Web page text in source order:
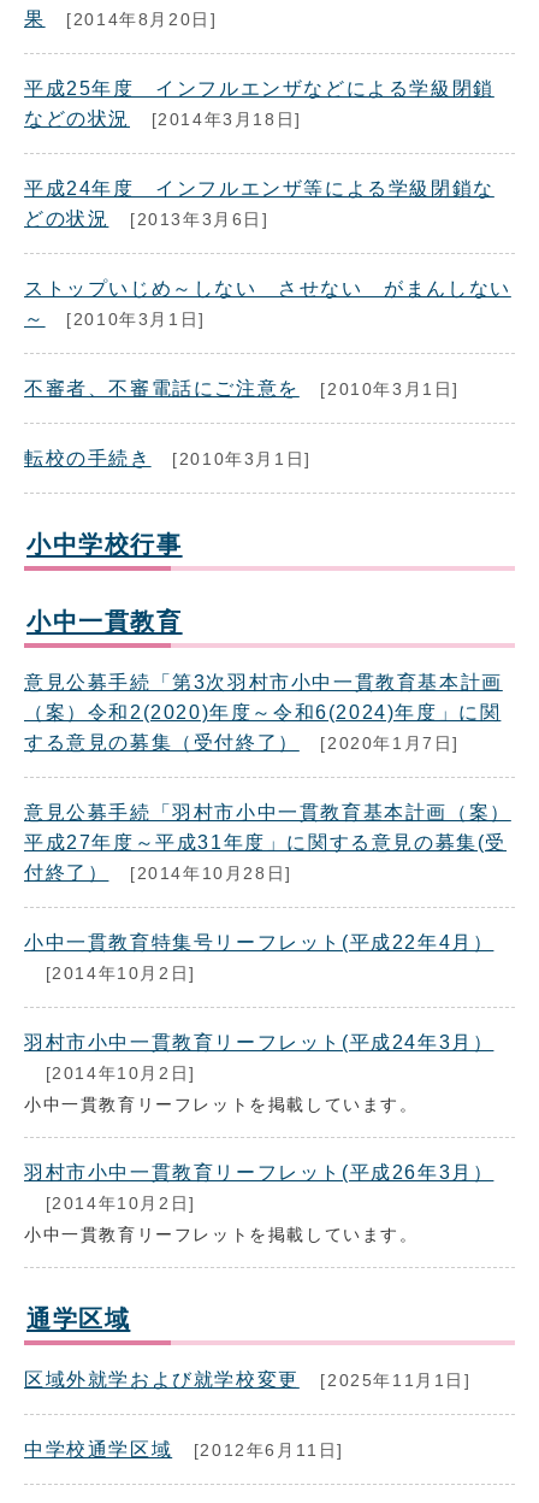
果
[2014年8月20日]
平成25年度 インフルエンザなどによる学級閉鎖
などの状況
[2014年3月18日]
平成24年度 インフルエンザ等による学級閉鎖な
どの状況
[2013年3月6日]
ストップいじめ～しない させない がまんしない
～
[2010年3月1日]
不審者、不審電話にご注意を [2010年3月1日]
転校の手続き [2010年3月1日]
小中学校行事
小中一貫教育
意見公募手続「第3次羽村市小中一貫教育基本計画
（案）令和2(2020)年度～令和6(2024)年度」に関
する意見の募集（受付終了）
[2020年1月7日]
意見公募手続「羽村市小中一貫教育基本計画（案）
平成27年度～平成31年度」に関する意見の募集(受
付終了）
[2014年10月28日]
小中一貫教育特集号リーフレット(平成22年4月）
[2014年10月2日]
羽村市小中一貫教育リーフレット(平成24年3月）
[2014年10月2日]
小中一貫教育リーフレットを掲載しています。
羽村市小中一貫教育リーフレット(平成26年3月）
[2014年10月2日]
小中一貫教育リーフレットを掲載しています。
通学区域
区域外就学および就学校変更 [2025年11月1日]
中学校通学区域 [2012年6月11日]